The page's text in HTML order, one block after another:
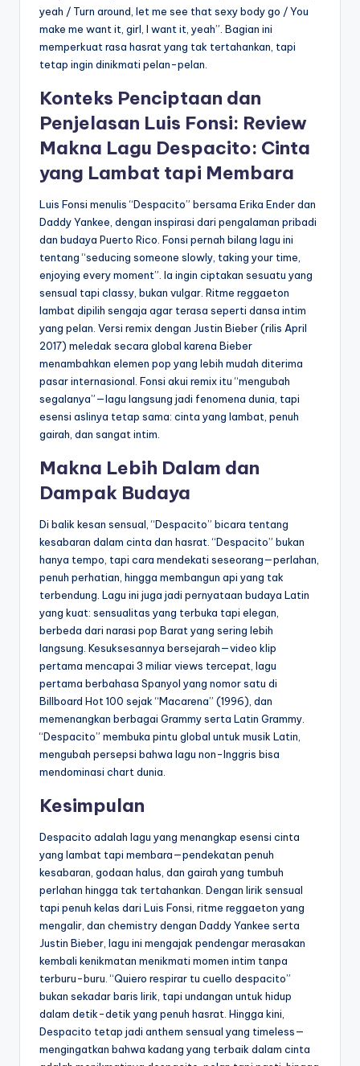
yeah / Turn around, let me see that sexy body go / You
make me want it, girl, I want it, yeah”. Bagian ini
memperkuat rasa hasrat yang tak tertahankan, tapi
tetap ingin dinikmati pelan-pelan.
Konteks Penciptaan dan
Penjelasan Luis Fonsi: Review
Makna Lagu Despacito: Cinta
yang Lambat tapi Membara
Luis Fonsi menulis “Despacito” bersama Erika Ender dan
Daddy Yankee, dengan inspirasi dari pengalaman pribadi
dan budaya Puerto Rico. Fonsi pernah bilang lagu ini
tentang “seducing someone slowly, taking your time,
enjoying every moment”. Ia ingin ciptakan sesuatu yang
sensual tapi classy, bukan vulgar. Ritme reggaeton
lambat dipilih sengaja agar terasa seperti dansa intim
yang pelan. Versi remix dengan Justin Bieber (rilis April
2017) meledak secara global karena Bieber
menambahkan elemen pop yang lebih mudah diterima
pasar internasional. Fonsi akui remix itu “mengubah
segalanya”—lagu langsung jadi fenomena dunia, tapi
esensi aslinya tetap sama: cinta yang lambat, penuh
gairah, dan sangat intim.
Makna Lebih Dalam dan
Dampak Budaya
Di balik kesan sensual, “Despacito” bicara tentang
kesabaran dalam cinta dan hasrat. “Despacito” bukan
hanya tempo, tapi cara mendekati seseorang—perlahan,
penuh perhatian, hingga membangun api yang tak
terbendung. Lagu ini juga jadi pernyataan budaya Latin
yang kuat: sensualitas yang terbuka tapi elegan,
berbeda dari narasi pop Barat yang sering lebih
langsung. Kesuksesannya bersejarah—video klip
pertama mencapai 3 miliar views tercepat, lagu
pertama berbahasa Spanyol yang nomor satu di
Billboard Hot 100 sejak “Macarena” (1996), dan
memenangkan berbagai Grammy serta Latin Grammy.
“Despacito” membuka pintu global untuk musik Latin,
mengubah persepsi bahwa lagu non-Inggris bisa
mendominasi chart dunia.
Kesimpulan
Despacito adalah lagu yang menangkap esensi cinta
yang lambat tapi membara—pendekatan penuh
kesabaran, godaan halus, dan gairah yang tumbuh
perlahan hingga tak tertahankan. Dengan lirik sensual
tapi penuh kelas dari Luis Fonsi, ritme reggaeton yang
mengalir, dan chemistry dengan Daddy Yankee serta
Justin Bieber, lagu ini mengajak pendengar merasakan
kembali kenikmatan menikmati momen intim tanpa
terburu-buru. “Quiero respirar tu cuello despacito”
bukan sekadar baris lirik, tapi undangan untuk hidup
dalam detik-detik yang penuh hasrat. Hingga kini,
Despacito tetap jadi anthem sensual yang timeless—
mengingatkan bahwa kadang yang terbaik dalam cinta